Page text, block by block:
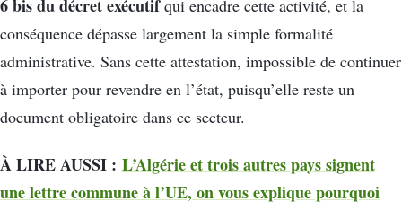
6 bis du décret exécutifqui encadre cette activité, et la
conséquence dépasse largement la simple formalité
administrative. Sans cette attestation, impossible de continuer
à importer pour revendre en l’état, puisqu’elle reste un
document obligatoire dans ce secteur.
À LIRE AUSSI : L’Algérie et trois autres pays signent
une lettre commune à l’UE, on vous explique pourquoi